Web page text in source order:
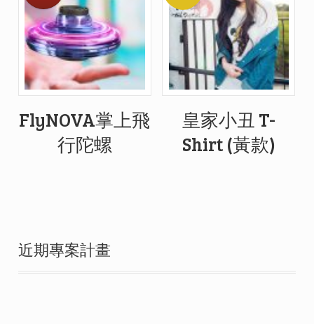
FlyNOVA掌上飛
行陀螺
皇家小丑 T-
Shirt (黃款)
近期專案計畫